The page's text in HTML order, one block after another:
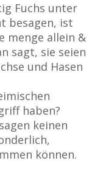
Fuchs unter
besagen, ist
menge allein &
sagt, sie seien
und Hasen
haben?
keinen
können.